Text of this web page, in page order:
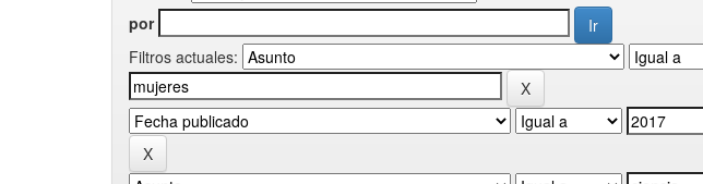
por
Filtros actuales: